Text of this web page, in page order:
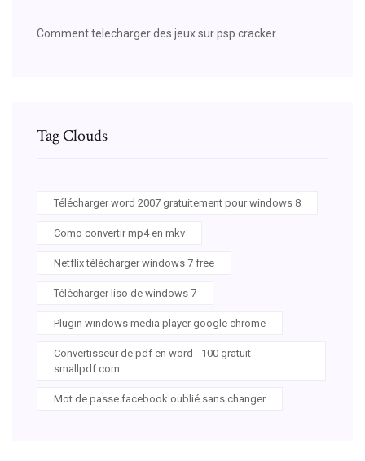
Comment telecharger des jeux sur psp cracker
Tag Clouds
Télécharger word 2007 gratuitement pour windows 8
Como convertir mp4 en mkv
Netflix télécharger windows 7 free
Télécharger liso de windows 7
Plugin windows media player google chrome
Convertisseur de pdf en word - 100 gratuit -
smallpdf.com
Mot de passe facebook oublié sans changer